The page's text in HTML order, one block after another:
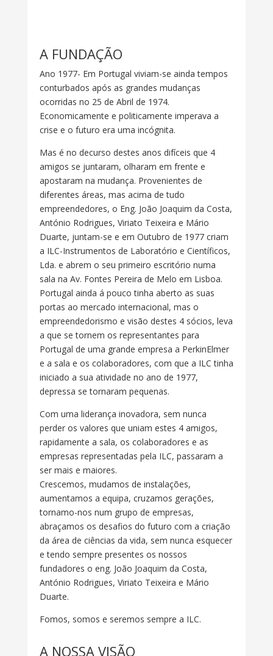
A FUNDAÇÃO
Ano 1977- Em Portugal viviam-se ainda tempos
conturbados após as grandes mudanças
ocorridas no 25 de Abril de 1974.
Economicamente e politicamente imperava a
crise e o futuro era uma incógnita.
Mas é no decurso destes anos difíceis que 4
amigos se juntaram, olharam em frente e
apostaram na mudança. Provenientes de
diferentes áreas, mas acima de tudo
empreendedores, o Eng. João Joaquim da Costa,
António Rodrigues, Viriato Teixeira e Mário
Duarte, juntam-se e em Outubro de 1977 criam
a ILC-Instrumentos de Laboratório e Científicos,
Lda. e abrem o seu primeiro escritório numa
sala na Av. Fontes Pereira de Melo em Lisboa.
Portugal ainda á pouco tinha aberto as suas
portas ao mercado internacional, mas o
empreendedorismo e visão destes 4 sócios, leva
a que se tornem os representantes para
Portugal de uma grande empresa a PerkinElmer
e a sala e os colaboradores, com que a ILC tinha
iniciado a sua atividade no ano de 1977,
depressa se tornaram pequenas.
Com uma liderança inovadora, sem nunca
perder os valores que uniam estes 4 amigos,
rapidamente a sala, os colaboradores e as
empresas representadas pela ILC, passaram a
ser mais e maiores.
Crescemos, mudamos de instalações,
aumentamos a equipa, cruzamos gerações,
tornamo-nos num grupo de empresas,
abraçamos os desafios do futuro com a criação
da área de ciências da vida, sem nunca esquecer
e tendo sempre presentes os nossos
fundadores o eng. João Joaquim da Costa,
António Rodrigues, Viriato Teixeira e Mário
Duarte.
Fomos, somos e seremos sempre a ILC.
A NOSSA VISÃO